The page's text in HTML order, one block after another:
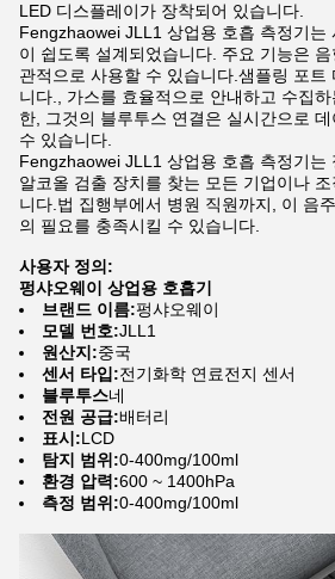
LED 디스플레이가 장착되어 있습니다.
Fengzhaowei JLL1 상업용 호흡 측정기는
이 쉽도록 설계되었습니다. 주요 기능은
관적으로 사용할 수 있습니다.샘플링 포트
니다., 가스를 효율적으로 안내하고 수집
한, 그것의 블루투스 연결은 실시간으로
수 있습니다.
Fengzhaowei JLL1 상업용 호흡 측정기는
알코올 검출 장치를 찾는 모든 기업이나
니다.법 집행부에서 병원 직원까지, 이 음
의 필요를 충족시킬 수 있습니다.
사용자 정의:
펑샤오웨이 상업용 호흡기
브랜드 이름:펑샤오웨이
모델 번호:JLL1
원산지:중국
센서 타입:전기화학 연료전지 센서
블루투스네
전원 공급:배터리
표시:LCD
탐지 범위:0-400mg/100ml
환경 압력:600 ~ 1400hPa
측정 범위:0-400mg/100ml